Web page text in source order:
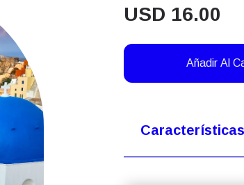
USD 16.00
Añadir Al
Características